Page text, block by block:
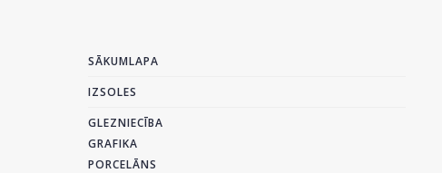
SĀKUMLAPA
IZSOLES
GLEZNIECĪBA
GRAFIKA
PORCELĀNS